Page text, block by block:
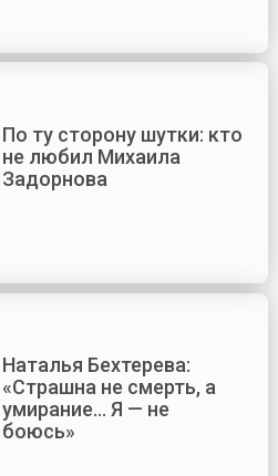
По ту сторону шутки: кто
не любил Михаила
Задорнова
Наталья Бехтерева:
«Страшна не смерть, а
умирание... Я — не
боюсь»